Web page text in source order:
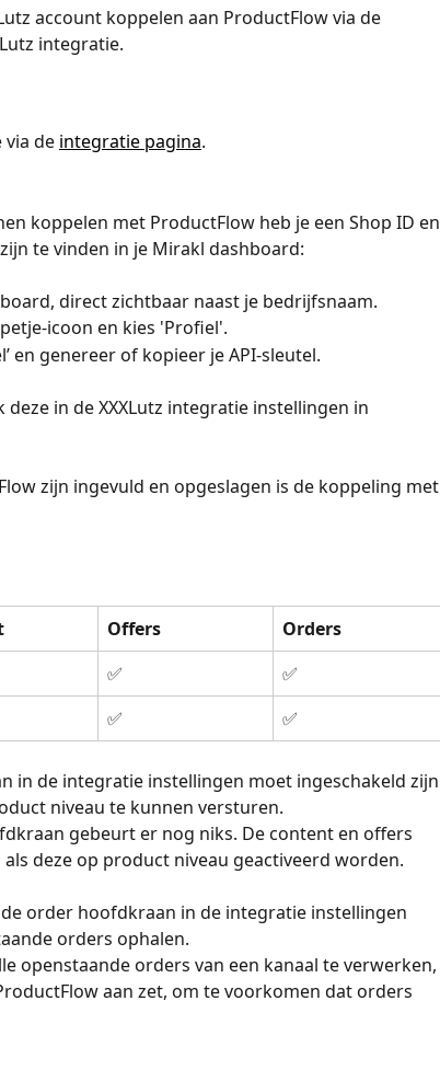
account koppelen aan ProductFlow via de
integratie.
via de integratie pagina.
koppelen met ProductFlow heb je een Shop ID en
te vinden in je Mirakl dashboard:
direct zichtbaar naast je bedrijfsnaam.
icoon en kies 'Profiel'.
en genereer of kopieer je API-sleutel.
deze in de XXXLutz integratie instellingen in
zijn ingevuld en opgeslagen is de koppeling met
Offers
Orders
✅
✅
✅ ✅
in de integratie instellingen moet ingeschakeld zijn
niveau te kunnen versturen.
gebeurt er nog niks. De content en offers
deze op product niveau geactiveerd worden.
order hoofdkraan in de integratie instellingen
orders ophalen.
openstaande orders van een kanaal te verwerken,
aan zet, om te voorkomen dat orders